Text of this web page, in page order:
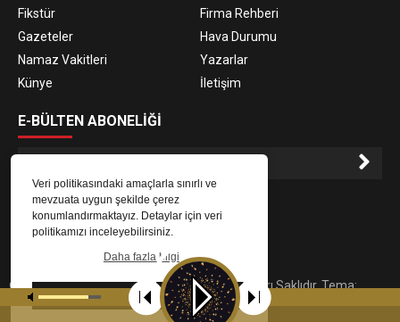
Veri politikasındaki amaçlarla sınırlı ve
mevzuata uygun şekilde çerez
konumlandırmaktayız. Detaylar için veri
politikamızı inceleyebilirsiniz.
Daha fazla bilgi
Tamam
Fikstür
Firma Rehberi
Gazeteler
Hava Durumu
Namaz Vakitleri
Yazarlar
Künye
İletişim
E-BÜLTEN ABONELİĞİ
E-Bülten aboneliği ile haberlere daha hızlı erişin.
© 2023Gaziantep Radyo Zeugma. Tüm Hakları Saklıdır. Tema:
tarafından uyarlanmıştır.